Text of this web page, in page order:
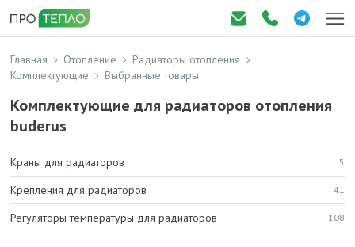
Главная Отопление
Радиаторы отопления
Комплектующие
Выбранные товары
Комплектующие для радиаторов отопления
buderus
Краны для радиаторов 5
Крепления для радиаторов 41
Регуляторы температуры для радиаторов 108